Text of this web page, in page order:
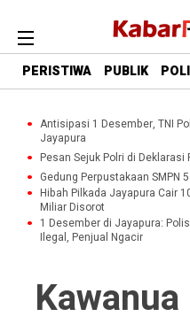
PERISTIWA PUBLIK
Antisipasi 1 Desember, TNI
Jayapura
Pesan Sejuk Polri di Deklarasi
Gedung Perpustakaan SMPN
Hibah Pilkada Jayapura Cair
Miliar Disorot
1 Desember di Jayapura:
Ilegal, Penjual Ngacir